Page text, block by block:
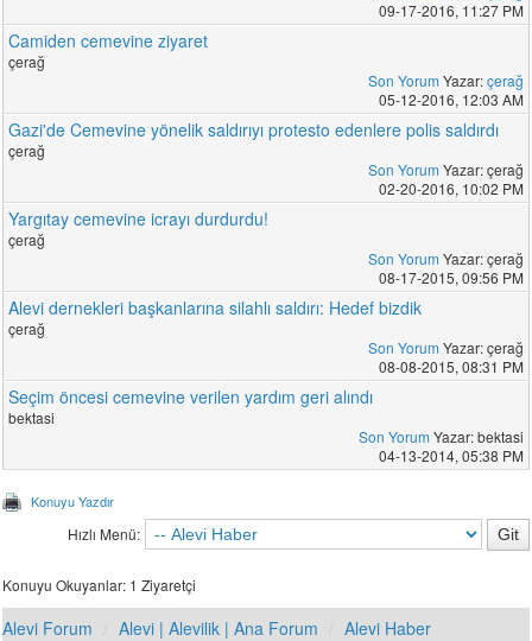
09-17-2016, 11:27 PM
Camiden cemevine ziyaret
çerağ
Son Yorum Yazar:çerağ
05-12-2016, 12:03 AM
Gazi'de Cemevine yönelik saldırıyı protesto edenlere polis saldırdı
çerağ
Son Yorum Yazar: çerağ
02-20-2016, 10:02 PM
Yargıtay cemevine icrayı durdurdu!
çerağ
Son Yorum Yazar: çerağ
08-17-2015, 09:56 PM
Alevi dernekleri başkanlarına silahlı saldırı: Hedef bizdik
çerağ
Son Yorum Yazar: çerağ
08-08-2015, 08:31 PM
Seçim öncesi cemevine verilen yardım geri alındı
bektasi
Son Yorum Yazar: bektasi
04-13-2014, 05:38 PM
Konuyu Yazdır
Hızlı Menü:
Konuyu Okuyanlar: 1 Ziyaretçi
Alevi Forum Alevi | Alevilik | Ana Forum Alevi Haber